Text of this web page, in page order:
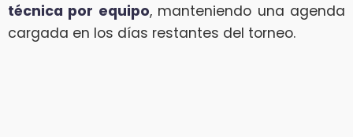
técnica por equipo, manteniendo una agenda
cargada en los días restantes del torneo.